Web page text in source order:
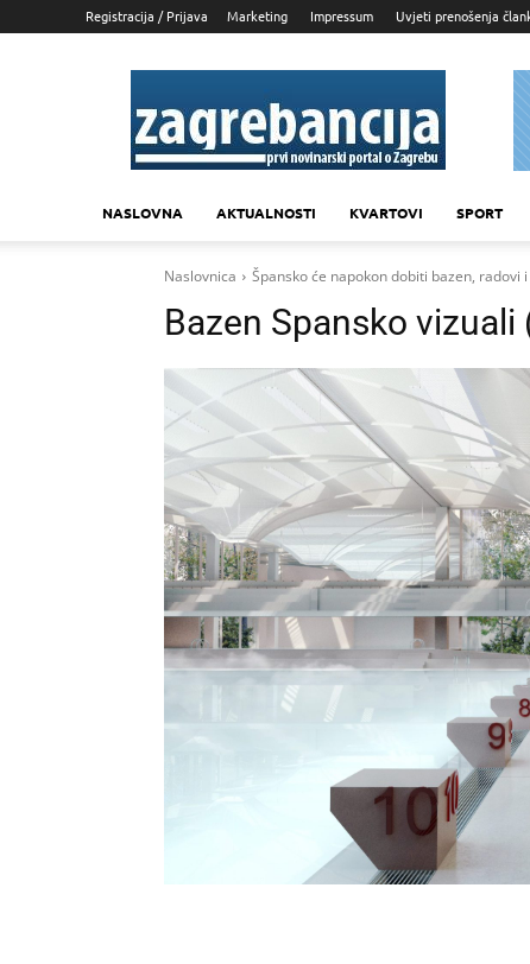
Registracija / Prijava Marketing Impressum Uvjeti prenošenja
Zagrebancija
NASLOVNA AKTUALNOSTI KVARTOVI SPORT
Naslovnica Špansko će napokon dobiti bazen, radovi
Bazen Spansko vizuali